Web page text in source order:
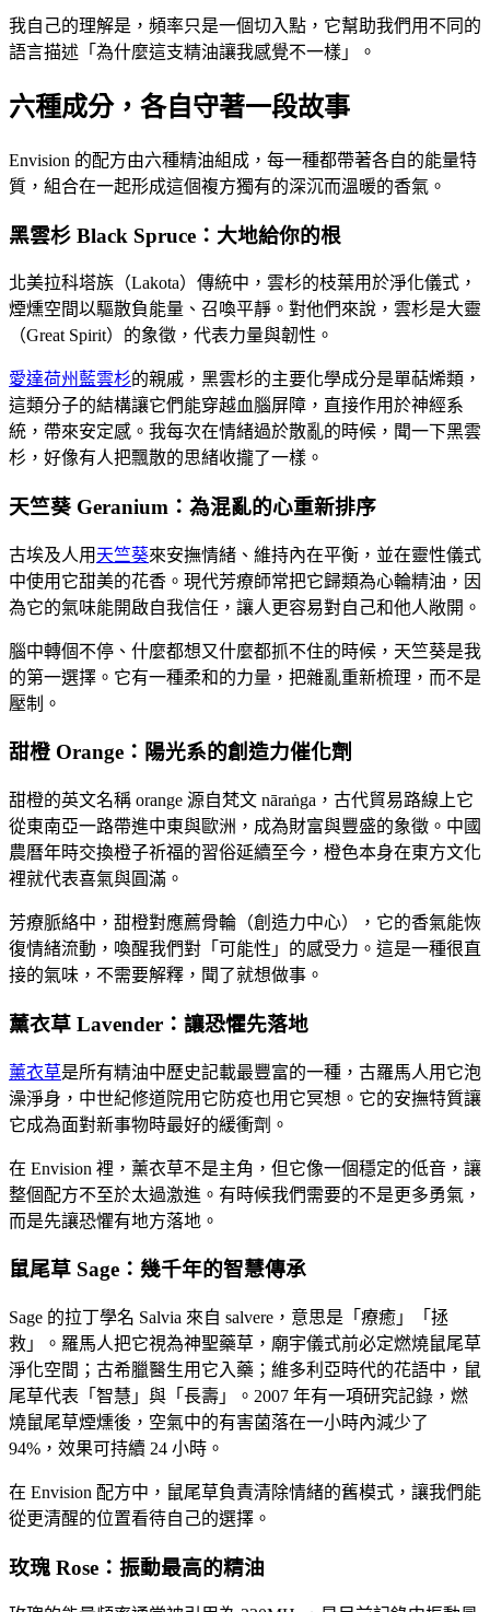
我自己的理解是，頻率只是一個切入點，它幫助我們用不同的
語言描述「為什麼這支精油讓我感覺不一樣」。
六種成分，各自守著一段故事
Envision 的配方由六種精油組成，每一種都帶著各自的能量特
質，組合在一起形成這個複方獨有的深沉而溫暖的香氣。
黑雲杉 Black Spruce：大地給你的根
北美拉科塔族（Lakota）傳統中，雲杉的枝葉用於淨化儀式，
煙燻空間以驅散負能量、召喚平靜。對他們來說，雲杉是大靈
（Great Spirit）的象徵，代表力量與韌性。
愛達荷州藍雲杉的親戚，黑雲杉的主要化學成分是單萜烯類，
這類分子的結構讓它們能穿越血腦屏障，直接作用於神經系
統，帶來安定感。我每次在情緒過於散亂的時候，聞一下黑雲
杉，好像有人把飄散的思緒收攏了一樣。
天竺葵 Geranium：為混亂的心重新排序
古埃及人用 天竺葵來安撫情緒、維持內在平衡，並在靈性儀式
中使用它甜美的花香。現代芳療師常把它歸類為心輪精油，因
為它的氣味能開啟自我信任，讓人更容易對自己和他人敞開。
腦中轉個不停、什麼都想又什麼都抓不住的時候，天竺葵是我
的第一選擇。它有一種柔和的力量，把雜亂重新梳理，而不是
壓制。
甜橙 Orange：陽光系的創造力催化劑
甜橙的英文名稱 orange 源自梵文 nāraṅga，古代貿易路線上它
從東南亞一路帶進中東與歐洲，成為財富與豐盛的象徵。中國
農曆年時交換橙子祈福的習俗延續至今，橙色本身在東方文化
裡就代表喜氣與圓滿。
芳療脈絡中，甜橙對應薦骨輪（創造力中心），它的香氣能恢
復情緒流動，喚醒我們對「可能性」的感受力。這是一種很直
接的氣味，不需要解釋，聞了就想做事。
薰衣草 Lavender：讓恐懼先落地
薰衣草是所有精油中歷史記載最豐富的一種，古羅馬人用它泡
澡淨身，中世紀修道院用它防疫也用它冥想。它的安撫特質讓
它成為面對新事物時最好的緩衝劑。
在 Envision 裡，薰衣草不是主角，但它像一個穩定的低音，讓
整個配方不至於太過激進。有時候我們需要的不是更多勇氣，
而是先讓恐懼有地方落地。
鼠尾草 Sage：幾千年的智慧傳承
Sage 的拉丁學名 Salvia 來自 salvere，意思是「療癒」「拯
救」。羅馬人把它視為神聖藥草，廟宇儀式前必定燃燒鼠尾草
淨化空間；古希臘醫生用它入藥；維多利亞時代的花語中，鼠
尾草代表「智慧」與「長壽」。2007 年有一項研究記錄，燃
燒鼠尾草煙燻後，空氣中的有害菌落在一小時內減少了
94%，效果可持續 24 小時。
在 Envision 配方中，鼠尾草負責清除情緒的舊模式，讓我們能
從更清醒的位置看待自己的選擇。
玫瑰 Rose：振動最高的精油